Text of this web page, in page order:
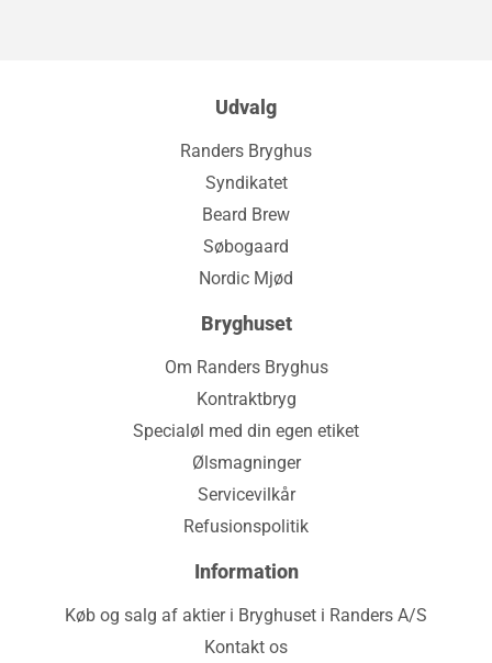
Udvalg
Randers Bryghus
Syndikatet
Beard Brew
Søbogaard
Nordic Mjød
Bryghuset
Om Randers Bryghus
Kontraktbryg
Specialøl med din egen etiket
Ølsmagninger
Servicevilkår
Refusionspolitik
Information
Køb og salg af aktier i Bryghuset i Randers A/S
Kontakt os